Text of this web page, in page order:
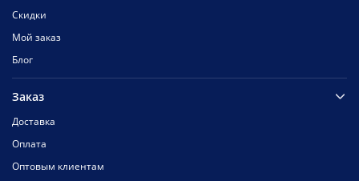
Скидки
Мой заказ
Блог
Заказ
Доставка
Оплата
Оптовым клиентам